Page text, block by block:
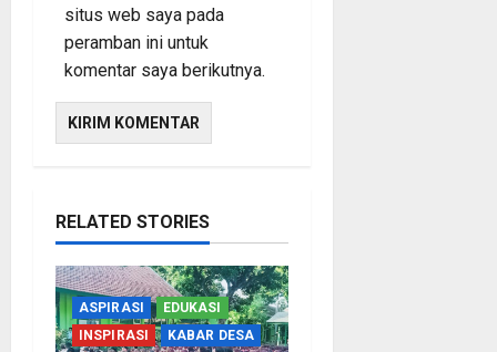
situs web saya pada
peramban ini untuk
komentar saya berikutnya.
RELATED STORIES
ASPIRASI
EDUKASI
INSPIRASI
KABAR DESA